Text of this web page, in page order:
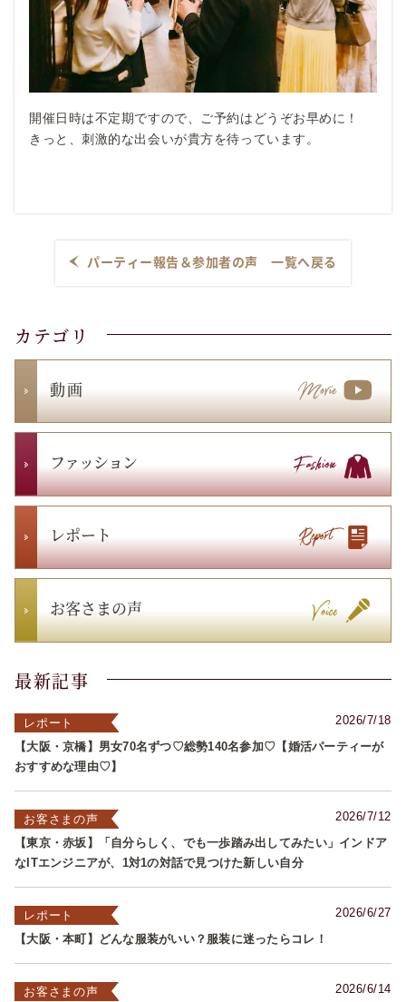
開催日時は不定期ですので、ご予約はどうぞお早めに！
きっと、刺激的な出会いが貴方を待っています。
パーティー報告＆参加者の声 一覧へ戻る
カテゴリ
動 画
ファッション
レポート
お客さまの声
最新記事
2026/7/18
レポート
【大阪・京橋】男女70名ずつ♡総勢140名参加♡【婚活パーティーが
おすすめな理由♡】
2026/7/12
お客さまの声
【東京・赤坂】「自分らしく、でも一歩踏み出してみたい」インドア
なITエンジニアが、1対1の対話で見つけた新しい自分
2026/6/27
レポート
【大阪・本町】どんな服装がいい？服装に迷ったらコレ！
2026/6/14
お客さまの声